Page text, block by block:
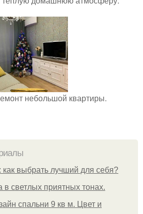
небольшой квартиры.
как выбрать лучший для себя?
в светлых приятных тонах.
спальни 9 кв м. Цвет и